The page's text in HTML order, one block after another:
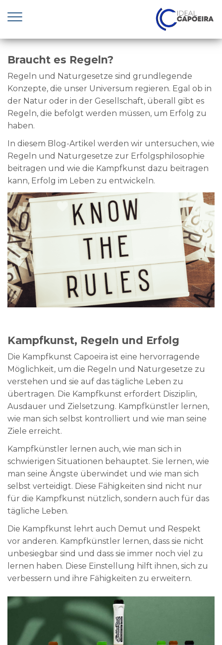
Braucht es Regeln?
Regeln und Naturgesetze sind grundlegende
Konzepte, die unser Universum regieren. Egal ob in
der Natur oder in der Gesellschaft, überall gibt es
Regeln, die befolgt werden müssen, um Erfolg zu
haben.
In diesem Blog-Artikel werden wir untersuchen, wie
Regeln und Naturgesetze zur Erfolgsphilosophie
beitragen und wie die Kampfkunst dazu beitragen
kann, Erfolg im Leben zu entwickeln.
Kampfkunst, Regeln und Erfolg
Die Kampfkunst Capoeira ist eine hervorragende
Möglichkeit, um die Regeln und Naturgesetze zu
verstehen und sie auf das tägliche Leben zu
übertragen. Die Kampfkunst erfordert Disziplin,
Ausdauer und Zielsetzung. Kampfkünstler lernen,
wie man sich selbst kontrolliert und wie man seine
Ziele erreicht.
Kampfkünstler lernen auch, wie man sich in
schwierigen Situationen behauptet. Sie lernen, wie
man seine Ängste überwindet und wie man sich
selbst verteidigt. Diese Fähigkeiten sind nicht nur
für die Kampfkunst nützlich, sondern auch für das
tägliche Leben.
Die Kampfkunst lehrt auch Demut und Respekt
vor anderen. Kampfkünstler lernen, dass sie nicht
unbesiegbar sind und dass sie immer noch viel zu
lernen haben. Diese Einstellung hilft ihnen, sich zu
verbessern und ihre Fähigkeiten zu erweitern.